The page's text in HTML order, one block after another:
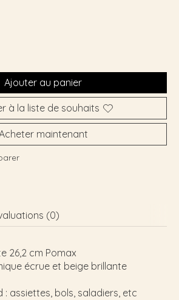
Ajouter au panier
à la liste de souhaits
maintenant
(0)
26,2 cm Pomax
écrue et beige brillante
: assiettes, bols, saladiers, etc